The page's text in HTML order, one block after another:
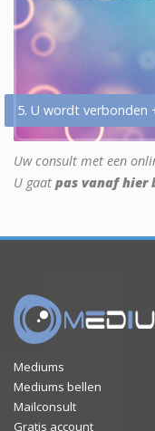
5. U wordt verbonden
Uw consult met een
U gaat pas vanaf hier
Mediums
Mediums bellen
Mailconsult
Gratis account